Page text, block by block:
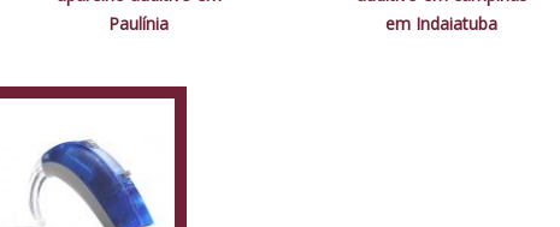
Paulínia
em Indaiatuba